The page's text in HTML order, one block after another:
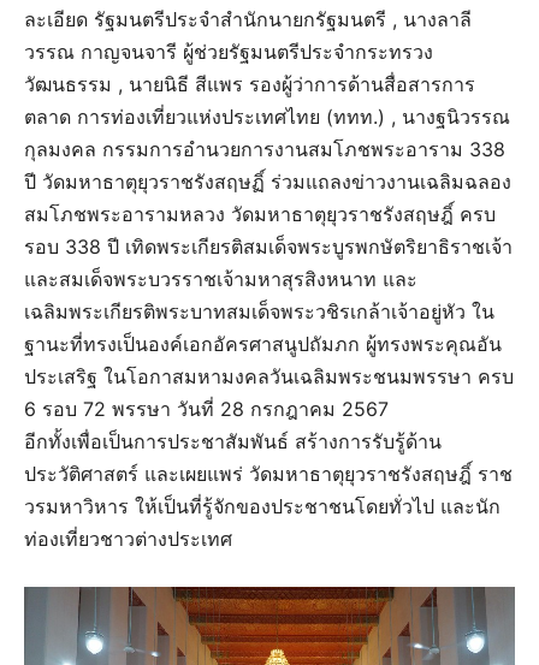
ละเอียด รัฐมนตรีประจำสำนักนายกรัฐมนตรี , นางลาลี
วรรณ กาญจนจารี ผู้ช่วยรัฐมนตรีประจำกระทรวง
วัฒนธรรม , นายนิธี สีแพร รองผู้ว่าการด้านสื่อสารการ
ตลาด การท่องเที่ยวแห่งประเทศไทย (ททท.) , นางฐนิวรรณ
กุลมงคล กรรมการอำนวยการงานสมโภชพระอาราม 338
ปี วัดมหาธาตุยุวราชรังสฤษฏิ์ ร่วมแถลงข่าวงานเฉลิมฉลอง
สมโภชพระอารามหลวง วัดมหาธาตุยุวราชรังสฤษฎิ์ ครบ
รอบ 338 ปี เทิดพระเกียรติสมเด็จพระบูรพกษัตริยาธิราชเจ้า
และสมเด็จพระบวรราชเจ้ามหาสุรสิงหนาท และ
เฉลิมพระเกียรติพระบาทสมเด็จพระวชิรเกล้าเจ้าอยู่หัว ใน
ฐานะที่ทรงเป็นองค์เอกอัครศาสนูปถัมภก ผู้ทรงพระคุณอัน
ประเสริฐ ในโอกาสมหามงคลวันเฉลิมพระชนมพรรษา ครบ
6 รอบ 72 พรรษา วันที่ 28 กรกฎาคม 2567
อีกทั้งเพื่อเป็นการประชาสัมพันธ์ สร้างการรับรู้ด้าน
ประวัติศาสตร์ และเผยแพร่ วัดมหาธาตุยุวราชรังสฤษฎิ์ ราช
วรมหาวิหาร ให้เป็นที่รู้จักของประชาชนโดยทั่วไป และนัก
ท่องเที่ยวชาวต่างประเทศ